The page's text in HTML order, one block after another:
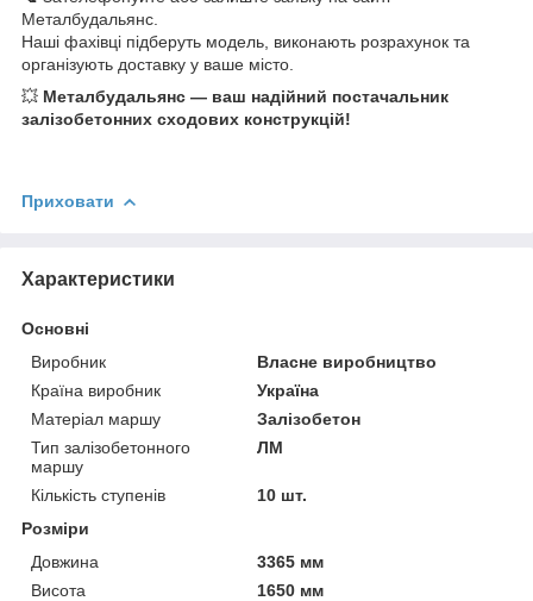
Металбудальянс.
Наші фахівці підберуть модель, виконають розрахунок та
організують доставку у ваше місто.
💥 Металбудальянс — ваш надійний постачальник
залізобетонних сходових конструкцій!
Приховати
Характеристики
Основні
Виробник
Власне виробництво
Країна виробник
Україна
Матеріал маршу
Залізобетон
Тип залізобетонного
маршу
ЛМ
Кількість ступенів
10 шт.
Розміри
Довжина
3365 мм
Висота
1650 мм